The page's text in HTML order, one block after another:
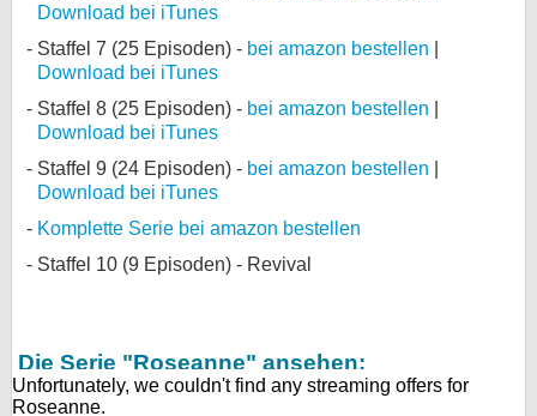
Download bei iTunes
Staffel 7 (25 Episoden) - bei amazon bestellen
Download bei iTunes
Staffel 8 (25 Episoden) - bei amazon bestellen
Download bei iTunes
Staffel 9 (24 Episoden) - bei amazon bestellen
Download bei iTunes
Komplette Serie bei amazon bestellen
Staffel 10 (9 Episoden) - Revival
Die Serie "Roseanne" ansehen: